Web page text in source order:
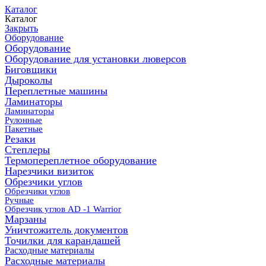
Каталог
Каталог
Закрыть
Оборудование
Оборудование
Оборудование для установки люверсов
Биговщики
Дыроколы
Переплетные машины
Ламинаторы
Ламинаторы
Рулонные
Пакетные
Резаки
Степлеры
Термопереплетное оборудование
Нарезчики визиток
Обрезчики углов
Обрезчики углов
Ручные
Обрезчик углов AD -1 Warrior
Марзаны
Уничтожитель документов
Точилки для карандашей
Расходные материалы
Расходные материалы